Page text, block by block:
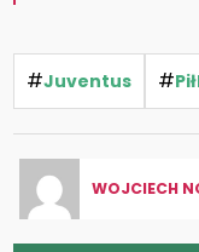
#Juventus #
WOJCIECH